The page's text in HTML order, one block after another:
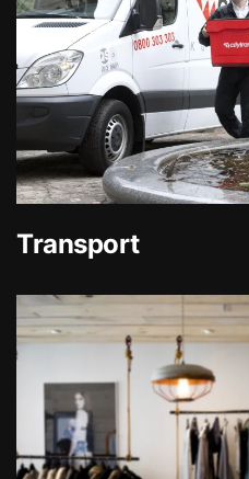
Transport